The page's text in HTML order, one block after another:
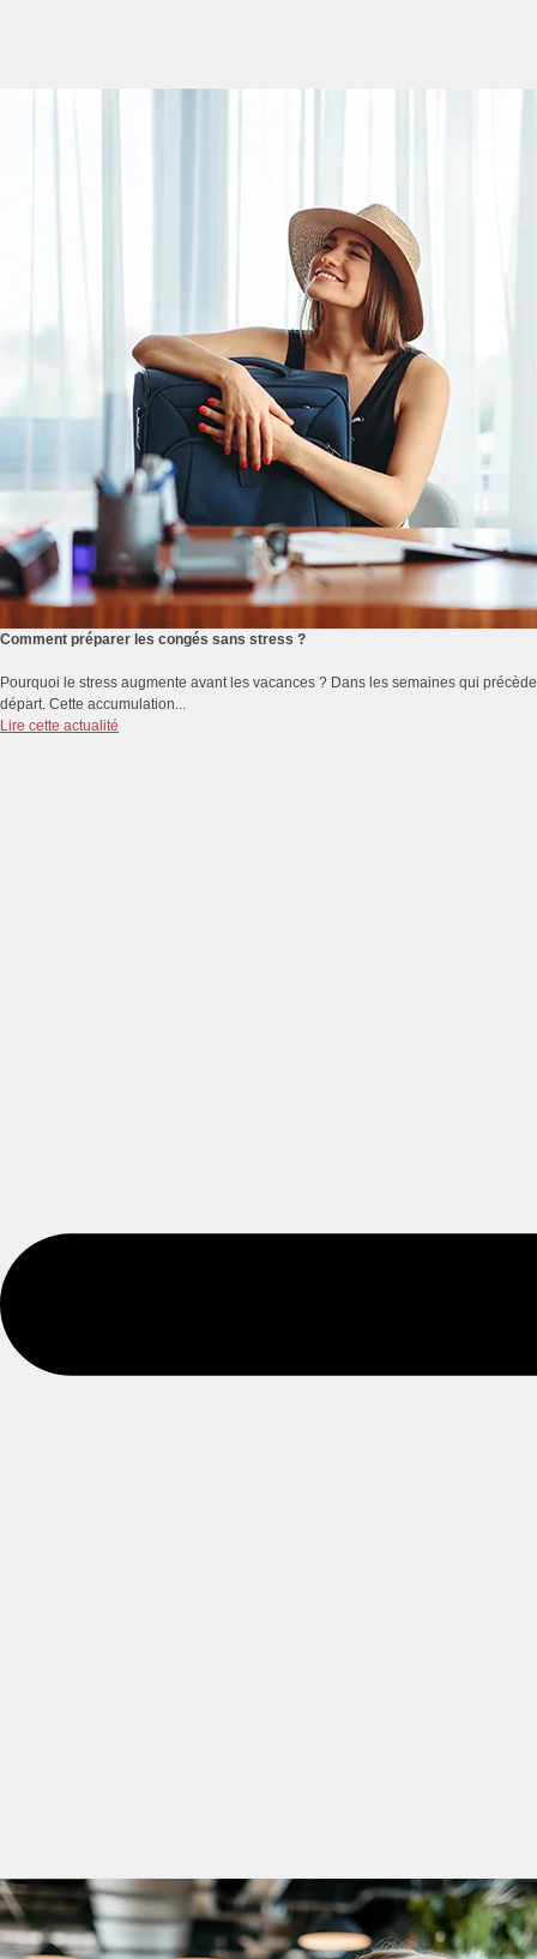
Comment préparer les congés sans stress ?
Pourquoi le stress augmente avant les vacances ? Dans les semaines qui
départ. Cette accumulation...
Lire cette actualité